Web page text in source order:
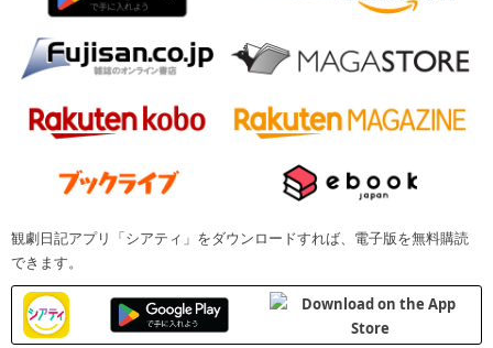
観劇日記アプリ「シアティ」をダウンロードすれば、電子版を無料購読
できます。